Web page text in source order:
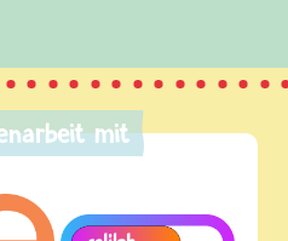
mit